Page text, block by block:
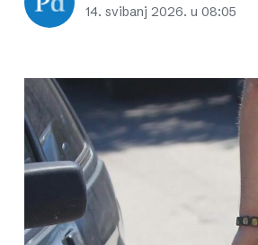
14. svibanj 2026. u 08:05